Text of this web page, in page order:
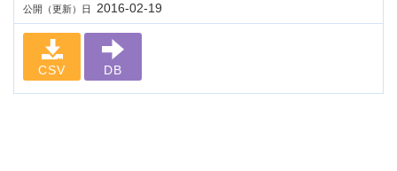
公開（更新）日 2016-02-19
CSV DB